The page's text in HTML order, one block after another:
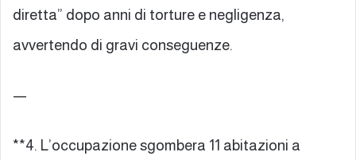
diretta” dopo anni di torture e negligenza,
avvertendo di gravi conseguenze.
—
**4. L’occupazione sgombera 11 abitazioni a